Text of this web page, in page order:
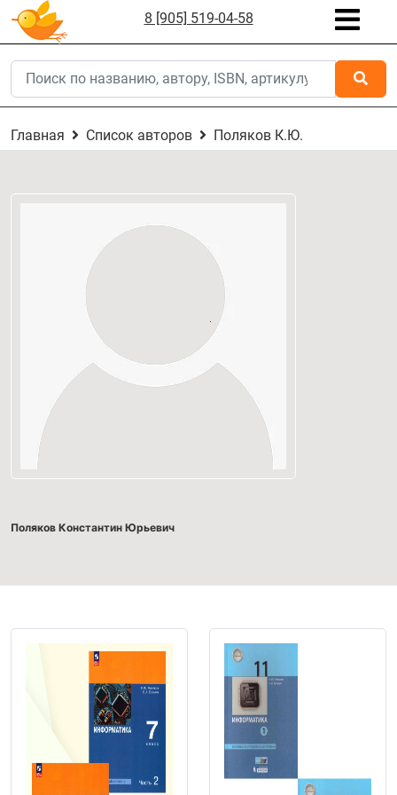
8 [905] 519-04-58
Главная Список авторов Поляков К.Ю.
Поляков Константин Юрьевич